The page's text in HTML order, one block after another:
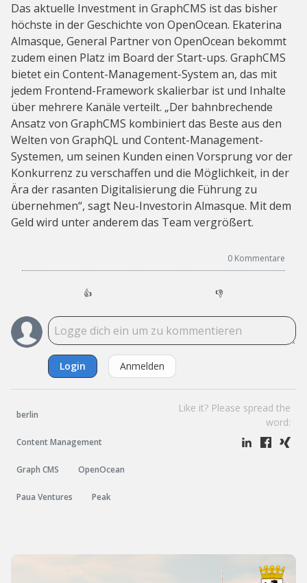
Das aktuelle Investment in GraphCMS ist das bisher
höchste in der Geschichte von OpenOcean. Ekaterina
Almasque, General Partner von OpenOcean bekommt
zudem einen Platz im Board der Start-ups. GraphCMS
bietet ein Content-Management-System an, das mit
jedem Frontend-Framework skalierbar ist und Inhalte
über mehrere Kanäle verteilt. „Der bahnbrechende
Ansatz von GraphCMS kombiniert das Beste aus den
Welten von GraphQL und Content-Management-
Systemen, um seinen Kunden einen Vorsprung vor der
Konkurrenz zu verschaffen und die Möglichkeit, in der
Ära der rasanten Digitalisierung die Führung zu
übernehmen“, sagt Neu-Investorin Almasque. Mit dem
Geld wird unter anderem das Team vergrößert.
0 Kommentare
👍 👎
Login Anmelden
berlin
Content Management
Graph CMS OpenOcean
Paua Ventures Peak
Like it? Please spread the
word: